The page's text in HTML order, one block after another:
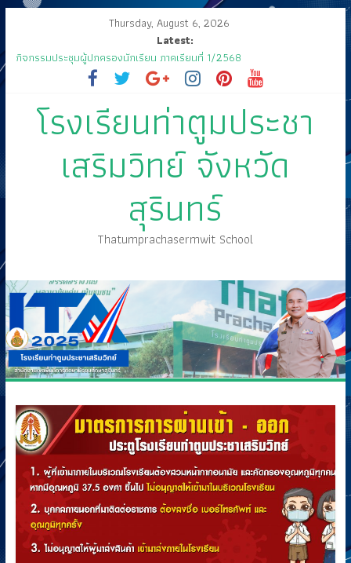
Thursday, August 6, 2026
Latest:
กิจกรรมประชุมผู้ปกครองนักเรียน ภาคเรียนที่ 1/2568
ส่งเสด็จสู่ฟากฟ้าสุราลัย
ขอเชิญร่วมงานแสดงมุทิตาจิต คุณครูสมพงษ์ โสมสุข
กิจกรรมการประกวดแข่งขัน เนื่องในกิจกรรม “วันสุนทรภู่ สู่วันภาษาไทย”
ประจำปีการศึกษา ๒๕๖๘
🤍💚 ขอเรียนเชิญนักเรียนเข้าร่วมพิธีวันไหว้ครู “ไหว้ครู บูชาคุณ” ประจำวันที่
๑๒ มิถุนายน ปี ๒๕๖๘
โรงเรียนท่าตูมประชา
เสริมวิทย์ จังหวัด
สุรินทร์
Thatumprachasermwit School